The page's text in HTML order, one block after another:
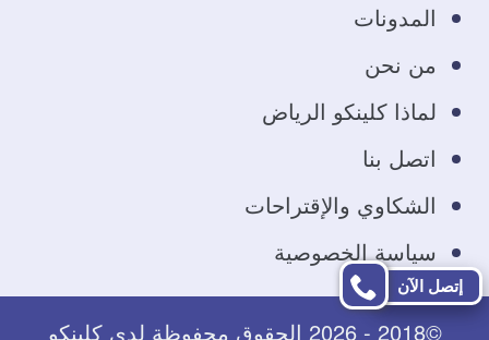
المدونات
من نحن
لماذا كلينكو الرياض
اتصل بنا
الشكاوي والإقتراحات
سياسة الخصوصية
©2018 - 2026 الحقوق محفوظة لدى كلينكو
إتصل الآن